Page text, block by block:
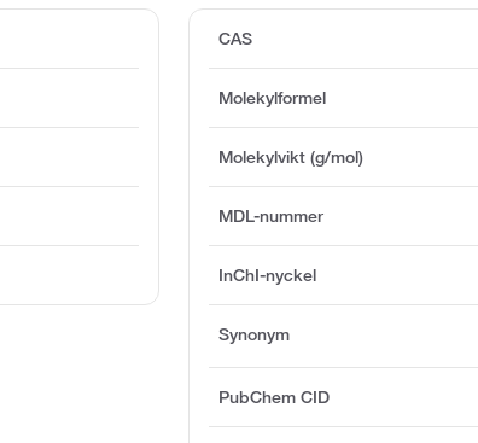
CAS
Molekylformel
Molekylvikt (g/mol)
MDL-nummer
InChI-nyckel
Synonym
PubChem CID